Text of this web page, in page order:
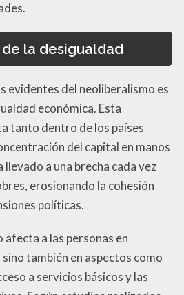
la desigualdad
evidentes del neoliberalismo es
económica. Esta
tanto dentro de los países
del capital en manos
llevado a una brecha cada vez
erosionando la cohesión
políticas.
afecta a las personas en
también en aspectos como
a servicios básicos y las